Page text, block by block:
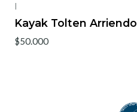
|
Kayak Tolten Arriendo
$50.000